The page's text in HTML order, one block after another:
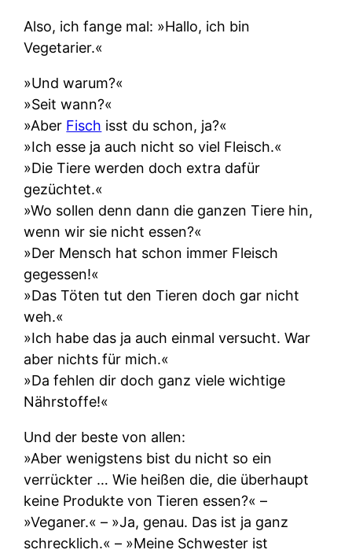
Also, ich fange mal: »Hallo, ich bin
Vegetarier.«
»Und warum?«
»Seit wann?«
»Aber Fisch isst du schon, ja?«
»Ich esse ja auch nicht so viel Fleisch.«
»Die Tiere werden doch extra dafür
gezüchtet.«
»Wo sollen denn dann die ganzen Tiere hin,
wenn wir sie nicht essen?«
»Der Mensch hat schon immer Fleisch
gegessen!«
»Das Töten tut den Tieren doch gar nicht
weh.«
»Ich habe das ja auch einmal versucht. War
aber nichts für mich.«
»Da fehlen dir doch ganz viele wichtige
Nährstoffe!«
Und der beste von allen:
»Aber wenigstens bist du nicht so ein
verrückter … Wie heißen die, die überhaupt
keine Produkte von Tieren essen?« –
»Veganer.« – »Ja, genau. Das ist ja ganz
schrecklich.« – »Meine Schwester ist